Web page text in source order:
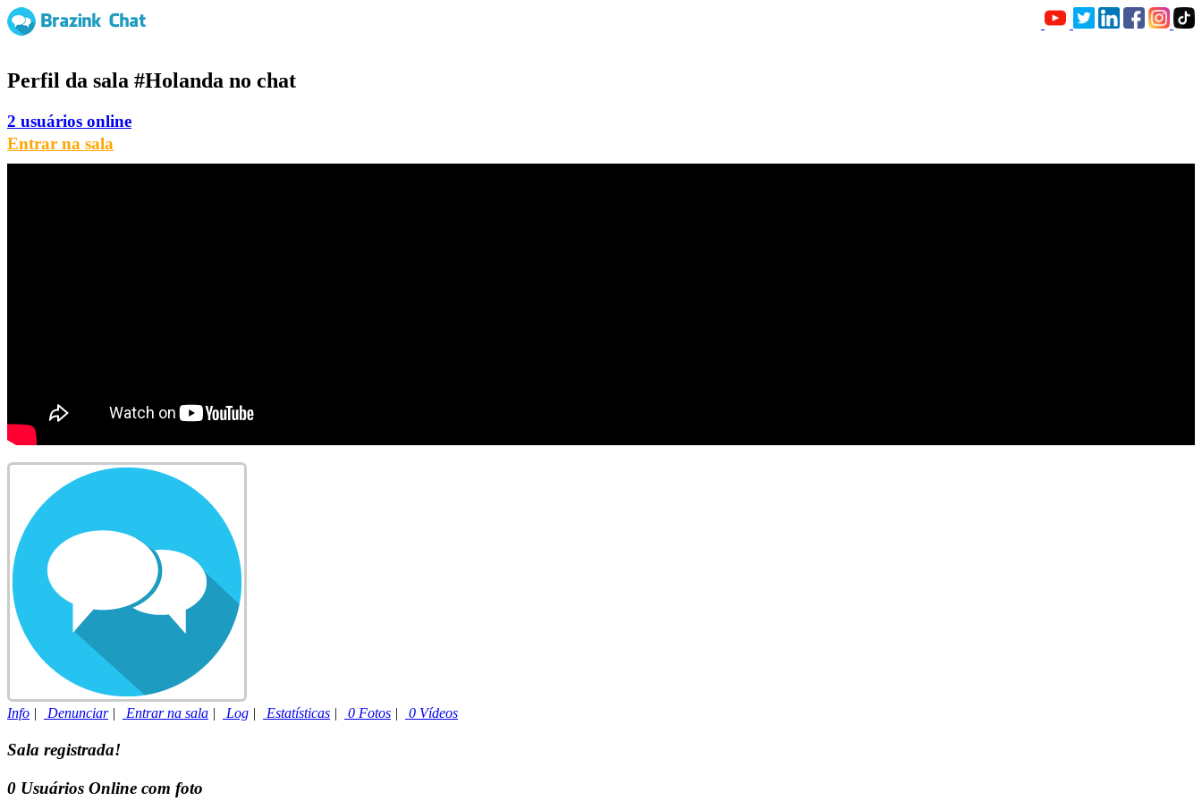
Perfil da sala #Holanda no chat
2 usuários online
Entrar na sala
Info | Denunciar| Entrar na sala | Log | Estatísticas | 0 Fotos | 0 Vídeos
Sala registrada!
0 Usuários Online com foto